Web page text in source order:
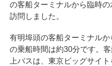
の客船ターミナルから臨時
訪問しました。
有明埠頭の客船ターミナル
の乗船時間は約30分です。
上バスは、東京ビッグサイ